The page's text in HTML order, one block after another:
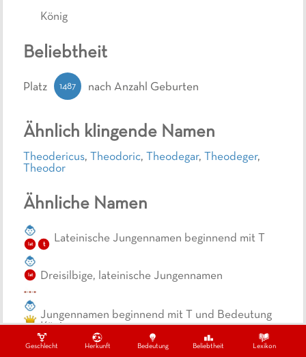
Geschlecht Herkunft Bedeutung Beliebtheit Lexikon
König
Ähnlich klingende Namen
Theodericus, Theodoric, Theodegar, Theodeger,
Theodor
Ähnliche Namen
lat t Lateinische Jungennamen beginnend mit T
lat Dreisilbige, lateinische Jungennamen
Jungennamen beginnend mit T und Bedeutung
König
Beliebtheit
Platz 1487 nach Anzahl Geburten